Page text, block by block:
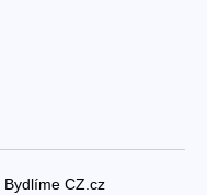
Bydlíme CZ.cz